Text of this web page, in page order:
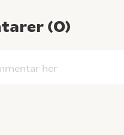
(0)
her